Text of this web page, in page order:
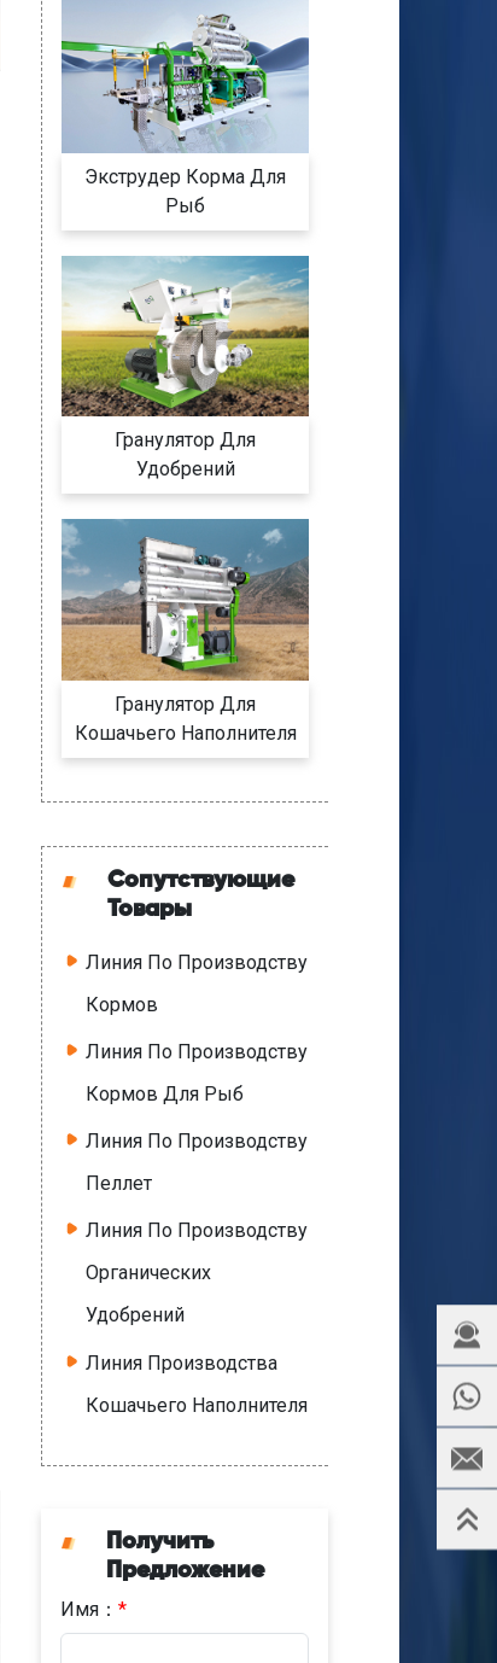
Экструдер Корма Для
Рыб
Гранулятор Для
Удобрений
Гранулятор Для
Кошачьего Наполнителя
Сопутствующие
Товары
Линия По Производству
Кормов
Линия По Производству
Кормов Для Рыб
Линия По Производству
Пеллет
Линия По Производству
Органических
Удобрений
Линия Производства
Кошачьего Наполнителя
Получить
Предложение
Имя：*